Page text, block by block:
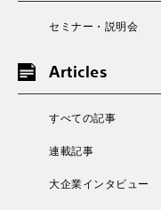
セミナー・説明会
Articles
すべての記事
連載記事
大企業インタビュー